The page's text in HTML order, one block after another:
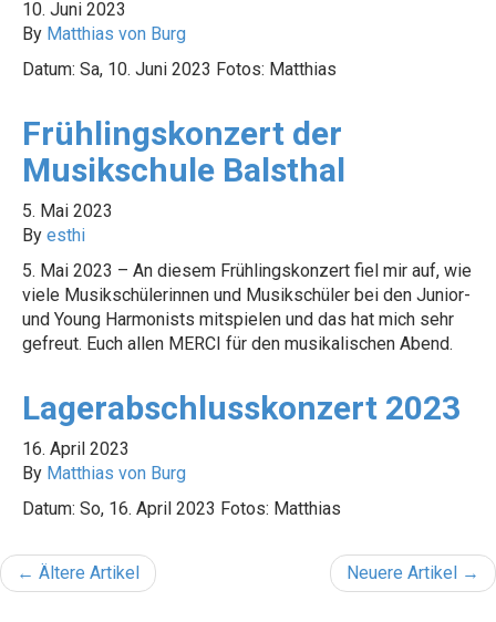
10. Juni 2023
By Matthias von Burg
Datum: Sa, 10. Juni 2023 Fotos: Matthias
Frühlingskonzert der
Musikschule Balsthal
5. Mai 2023
By esthi
5. Mai 2023 – An diesem Frühlingskonzert fiel mir auf, wie
viele Musikschülerinnen und Musikschüler bei den Junior-
und Young Harmonists mitspielen und das hat mich sehr
gefreut. Euch allen MERCI für den musikalischen Abend.
Lagerabschlusskonzert 2023
16. April 2023
By Matthias von Burg
Datum: So, 16. April 2023 Fotos: Matthias
← Ältere Artikel Neuere Artikel →